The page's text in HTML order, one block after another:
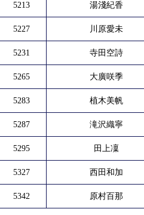
5213 湯淺紀香
5227 川原愛未
5231 寺田空詩
5265 大廣咲季
5283 植木美帆
5287 滝沢織寧
5295 田上凜
5327 西田和加
5342 原村百那